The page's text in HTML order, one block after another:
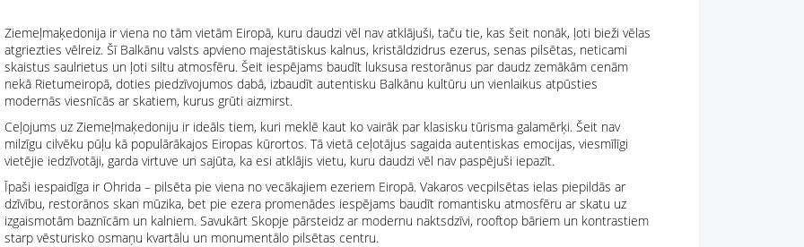
Ziemeļmaķedonija ir viena no tām vietām Eiropā, kuru daudzi vēl nav atklājuši, taču tie, kas šeit nonāk, ļoti bieži vēlas
atgriezties vēlreiz. Šī Balkānu valsts apvieno majestātiskus kalnus, kristāldzidrus ezerus, senas pilsētas, neticami
skaistus saulrietus un ļoti siltu atmosfēru. Šeit iespējams baudīt luksusa restorānus par daudz zemākām cenām
nekā Rietumeiropā, doties piedzīvojumos dabā, izbaudīt autentisku Balkānu kultūru un vienlaikus atpūsties
modernās viesnīcās ar skatiem, kurus grūti aizmirst.
Ceļojums uz Ziemeļmaķedoniju ir ideāls tiem, kuri meklē kaut ko vairāk par klasisku tūrisma galamērķi. Šeit nav
milzīgu cilvēku pūļu kā populārākajos Eiropas kūrortos. Tā vietā ceļotājus sagaida autentiskas emocijas, viesmīlīgi
vietējie iedzīvotāji, garda virtuve un sajūta, ka esi atklājis vietu, kuru daudzi vēl nav paspējuši iepazīt.
Īpaši iespaidīga ir Ohrida – pilsēta pie viena no vecākajiem ezeriem Eiropā. Vakaros vecpilsētas ielas piepildās ar
dzīvību, restorānos skan mūzika, bet pie ezera promenādes iespējams baudīt romantisku atmosfēru ar skatu uz
izgaismotām baznīcām un kalniem. Savukārt Skopje pārsteidz ar modernu naktsdzīvi, rooftop bāriem un kontrastiem
starp vēsturisko osmaņu kvartālu un monumentālo pilsētas centru.